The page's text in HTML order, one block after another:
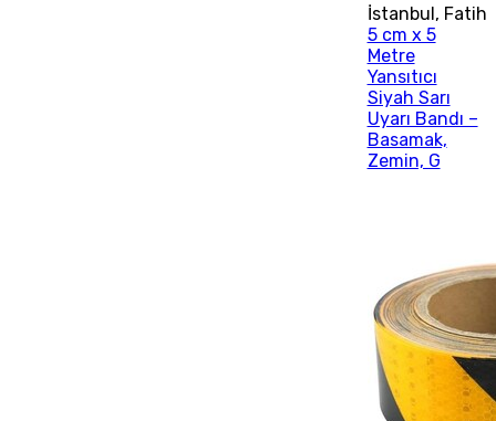
İstanbul, Fatih
5 cm x 5
Metre
Yansıtıcı
Siyah Sarı
Uyarı Bandı –
Basamak,
Zemin, G